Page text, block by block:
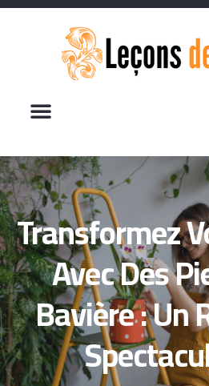
Transformez
Avec Des
Bavière : Un